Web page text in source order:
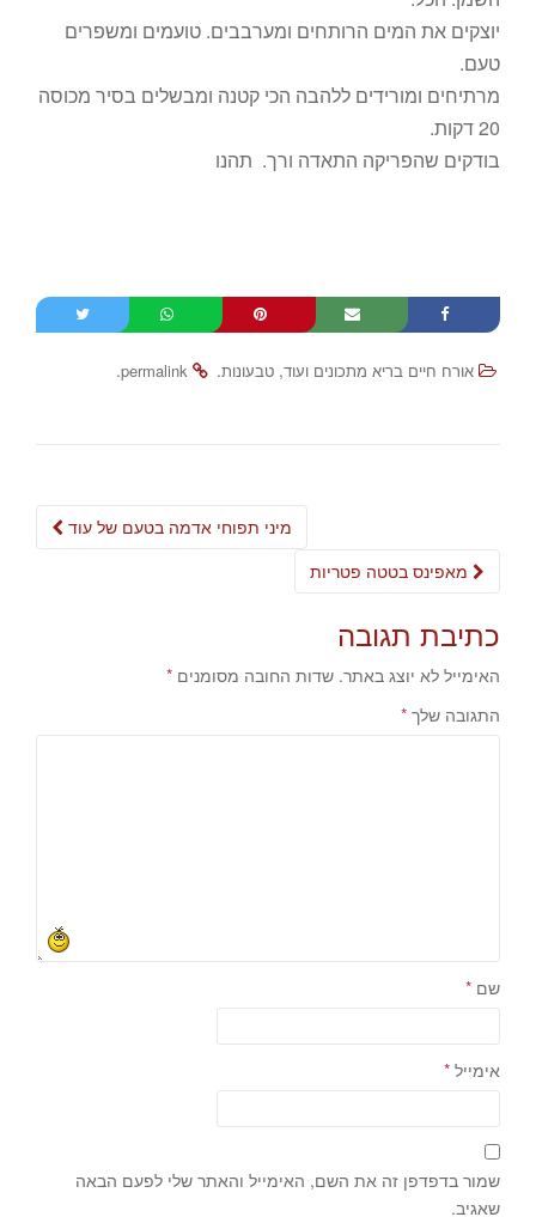
יוצקים את המים הרותחים ומערבבים. טועמים ומשפרים
טעם.
מרתיחים ומורידים ללהבה הכי קטנה ומבשלים בסיר מכוסה
20 דקות.
בודקים שהפריקה התאדה ורך. תהנו
אורח חיים בריא מתכונים ועוד, טבעונות.
permalink
.
Post
מיני תפוחי אדמה בטעם של עוד
כתיבת תגובה
האימייל לא יוצג באתר. שדות החובה מסומנים *
התגובה שלך *
שם *
אימייל *
שמור בדפדפן זה את השם, האימייל והאתר שלי לפעם הבאה
שאגיב.